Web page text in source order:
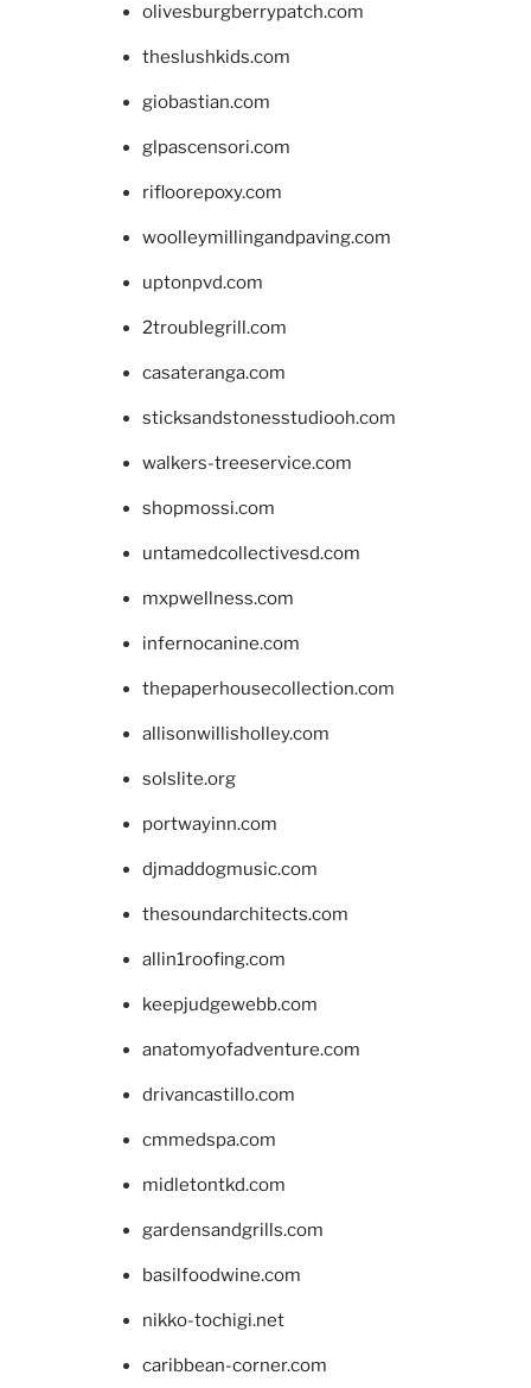
olivesburgberrypatch.com
theslushkids.com
giobastian.com
glpascensori.com
rifloorepoxy.com
woolleymillingandpaving.com
uptonpvd.com
2troublegrill.com
casateranga.com
sticksandstonesstudiooh.com
walkers-treeservice.com
shopmossi.com
untamedcollectivesd.com
mxpwellness.com
infernocanine.com
thepaperhousecollection.com
allisonwillisholley.com
solslite.org
portwayinn.com
djmaddogmusic.com
thesoundarchitects.com
allin1roofing.com
keepjudgewebb.com
anatomyofadventure.com
drivancastillo.com
cmmedspa.com
midletontkd.com
gardensandgrills.com
basilfoodwine.com
nikko-tochigi.net
caribbean-corner.com